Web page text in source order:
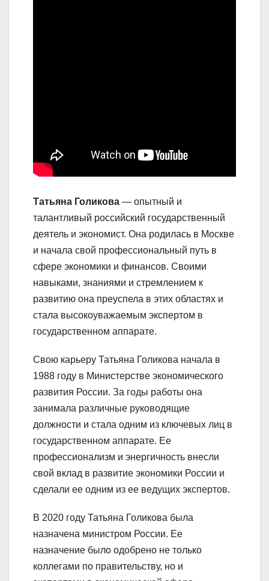
Татьяна Голикова — опытный и
талантливый российский государственный
деятель и экономист. Она родилась в Москве
и начала свой профессиональный путь в
сфере экономики и финансов. Своими
навыками, знаниями и стремлением к
развитию она преуспела в этих областях и
стала высокоуважаемым экспертом в
государственном аппарате.
Свою карьеру Татьяна Голикова начала в
1988 году в Министерстве экономического
развития России. За годы работы она
занимала различные руководящие
должности и стала одним из ключевых лиц в
государственном аппарате. Ее
профессионализм и энергичность внесли
свой вклад в развитие экономики России и
сделали ее одним из ее ведущих экспертов.
В 2020 году Татьяна Голикова была
назначена министром России. Ее
назначение было одобрено не только
коллегами по правительству, но и